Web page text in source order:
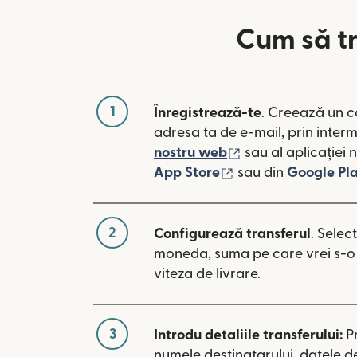
Cum să
1 Înregistrează-te. Creează un
adresa ta de e-mail, prin
nostru web
(se deschide
sau al aplicației
App Store
(se deschide într-
sau din Google
2 Configurează transferul .
moneda, suma pe care vrei s-
viteza de livrare.
3 Introdu detaliile transferului: